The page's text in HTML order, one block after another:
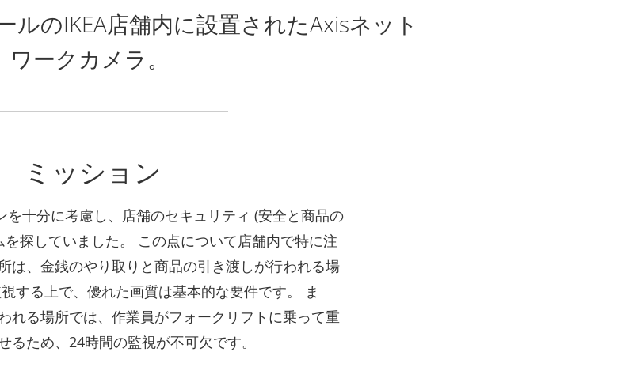
のIKEA店舗内に設置されたAxisネット
ワークカメラ。
ミッション
を十分に考慮し、店舗のセキュリティ (安全と商品の
探していました。 この点について店舗内で特に注
は、金銭のやり取りと商品の引き渡しが行われる場
する上で、優れた画質は基本的な要件です。 ま
れる場所では、作業員がフォークリフトに乗って重
るため、24時間の監視が不可欠です。